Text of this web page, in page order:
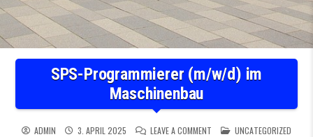
SPS-Programmierer (m/w/d) im
Maschinenbau
ADMIN 3. APRIL 2025 LEAVE A COMMENT ON SPS-PROGRAMMIERER
POSTED IN
UNCATEGORIZED